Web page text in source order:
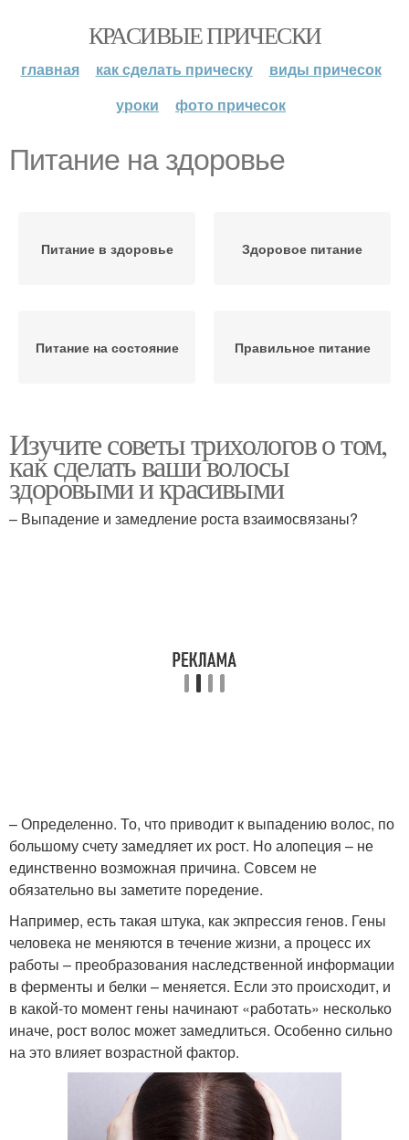
КРАСИВЫЕ ПРИЧЕСКИ
главная как сделать прическу
виды причесок
уроки
фото причесок
Питание на здоровье
Питание в здоровье Здоровое питание
Питание на состояние Правильное питание
Изучите советы трихологов о том,
как сделать ваши волосы
здоровыми и красивыми
– Выпадение и замедление роста взаимосвязаны?
– Определенно. То, что приводит к выпадению волос, по
большому счету замедляет их рост. Но алопеция – не
единственно возможная причина. Совсем не
обязательно вы заметите поредение.
Например, есть такая штука, как экпрессия генов. Гены
человека не меняются в течение жизни, а процесс их
работы – преобразования наследственной информации
в ферменты и белки – меняется. Если это происходит, и
в какой-то момент гены начинают «работать» несколько
иначе, рост волос может замедлиться. Особенно сильно
на это влияет возрастной фактор.